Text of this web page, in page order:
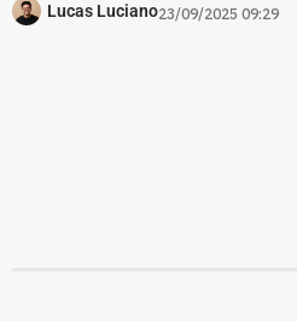
Lucas Luciano23/09/2025 09:29